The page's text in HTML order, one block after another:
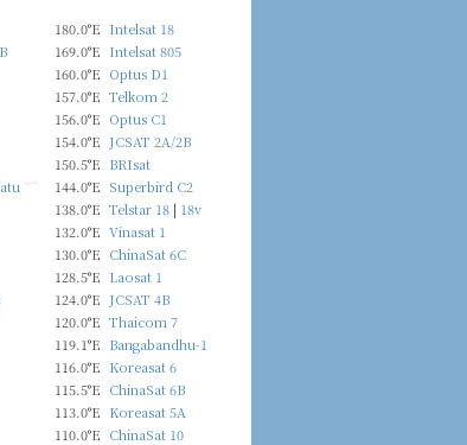
180.0°E Intelsat 18
169.0°E Intelsat 805
160.0°E Optus D1
157.0°E Telkom 2
156.0°E Optus C1
154.0°E JCSAT 2A/2B
150.5°E BRIsat
new 144.0°E Superbird C2
138.0°E Telstar 18| 18v
132.0°E Vinasat 1
130.0°E ChinaSat 6C
128.5°E Laosat 1
124.0°E JCSAT 4B
120.0°E Thaicom 7
119.1°E Bangabandhu-1
116.0°E Koreasat 6
115.5°E ChinaSat 6B
113.0°E Koreasat 5A
110.0°E ChinaSat 10